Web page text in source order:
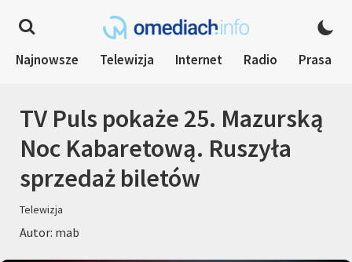
Najnowsze Telewizja Internet Radio Prasa
TV Puls pokaże 25. Mazurską
Noc Kabaretową. Ruszyła
sprzedaż biletów
Telewizja
Autor: mab